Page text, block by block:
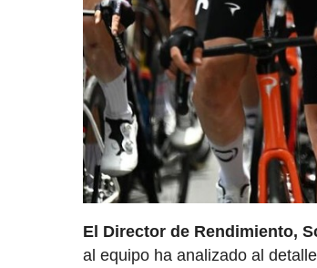
El Director de Rendimiento,
al equipo ha analizado al